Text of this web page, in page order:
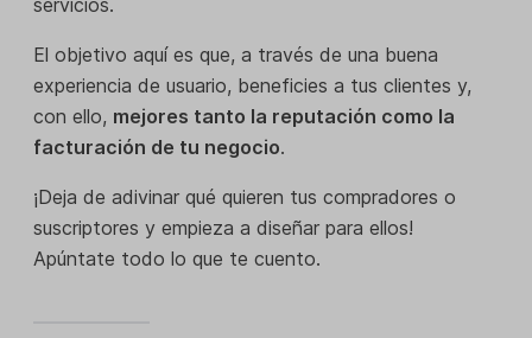
servicios.
El objetivo aquí es que, a través de una buena
experiencia de usuario, beneficies a tus clientes y,
con ello, mejores tanto la reputación como la
facturación de tu negocio.
¡Deja de adivinar qué quieren tus compradores o
suscriptores y empieza a diseñar para ellos!
Apúntate todo lo que te cuento.